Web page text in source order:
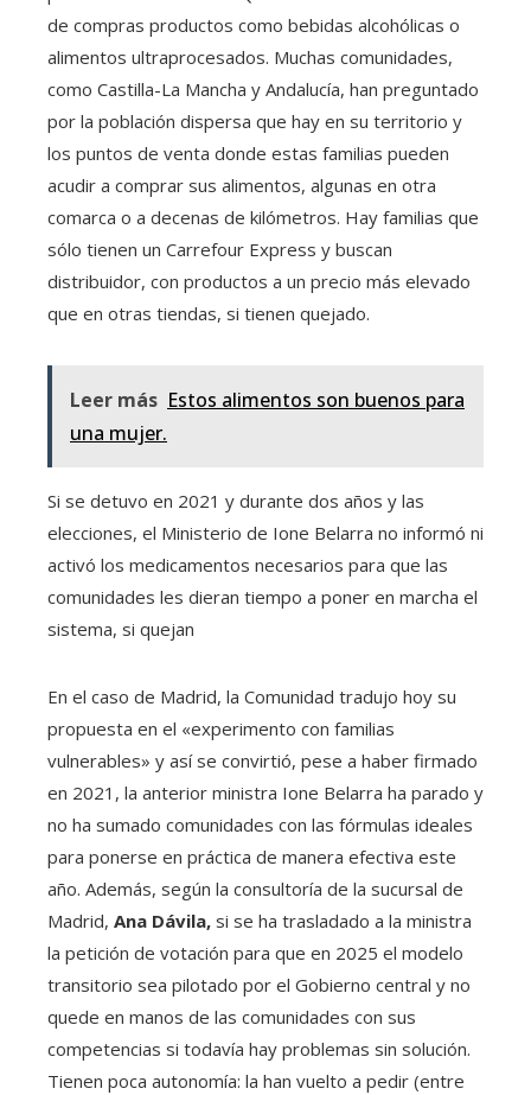
de compras productos como bebidas alcohólicas o
alimentos ultraprocesados. Muchas comunidades,
como Castilla-La Mancha y Andalucía, han preguntado
por la población dispersa que hay en su territorio y
los puntos de venta donde estas familias pueden
acudir a comprar sus alimentos, algunas en otra
comarca o a decenas de kilómetros. Hay familias que
sólo tienen un Carrefour Express y buscan
distribuidor, con productos a un precio más elevado
que en otras tiendas, si tienen quejado.
Leer más Estos alimentos son buenos para
una mujer.
Si se detuvo en 2021 y durante dos años y las
elecciones, el Ministerio de Ione Belarra no informó ni
activó los medicamentos necesarios para que las
comunidades les dieran tiempo a poner en marcha el
sistema, si quejan
En el caso de Madrid, la Comunidad tradujo hoy su
propuesta en el «experimento con familias
vulnerables» y así se convirtió, pese a haber firmado
en 2021, la anterior ministra Ione Belarra ha parado y
no ha sumado comunidades con las fórmulas ideales
para ponerse en práctica de manera efectiva este
año. Además, según la consultoría de la sucursal de
Madrid, Ana Dávila, si se ha trasladado a la ministra
la petición de votación para que en 2025 el modelo
transitorio sea pilotado por el Gobierno central y no
quede en manos de las comunidades con sus
competencias si todavía hay problemas sin solución.
Tienen poca autonomía: la han vuelto a pedir (entre